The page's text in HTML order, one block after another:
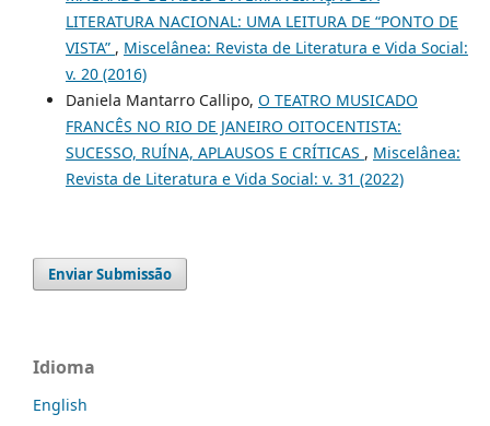
LITERATURA NACIONAL: UMA LEITURA DE “PONTO DE
VISTA” , Miscelânea: Revista de Literatura e Vida Social:
v. 20 (2016)
Daniela Mantarro Callipo, O TEATRO MUSICADO
FRANCÊS NO RIO DE JANEIRO OITOCENTISTA:
SUCESSO, RUÍNA, APLAUSOS E CRÍTICAS , Miscelânea:
Revista de Literatura e Vida Social: v. 31 (2022)
Enviar Submissão
Idioma
English